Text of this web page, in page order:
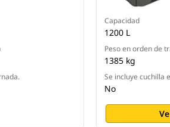
Capacidad
1200 L
Peso en orden de
1385 kg
Se incluye cuchilla
No